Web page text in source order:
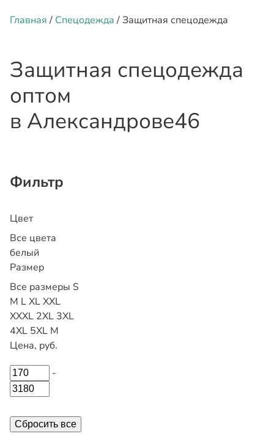
Главная/ Спецодежда/ Защитная спецодежда
Защитная спецодежда
оптом
в Александрове46
Фильтр
Цвет
Все цвета
белый
Размер
Все размеры S
M LXLXXL
XXXL 2XL 3XL
4XL 5XL М
Цена, руб.
-
Сбросить все